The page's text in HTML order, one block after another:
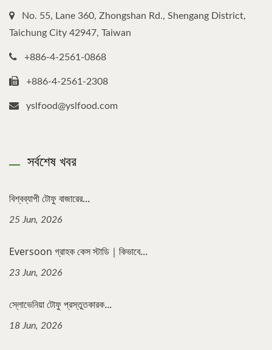
No. 55, Lane 360, Zhongshan Rd., Shengang District,
Taichung City 42947, Taiwan
+886-4-2561-0868
+886-4-2561-2308
yslfood@yslfood.com
সর্বশেষ খবর
বিশ্বব্যাপী টোফু বাজারের...
25 Jun, 2026
Eversoon গ্রাহক কেস স্টাডি｜কিভাবে...
23 Jun, 2026
স্লোভেনিয়া টোফু প্রস্তুতকারক...
18 Jun, 2026